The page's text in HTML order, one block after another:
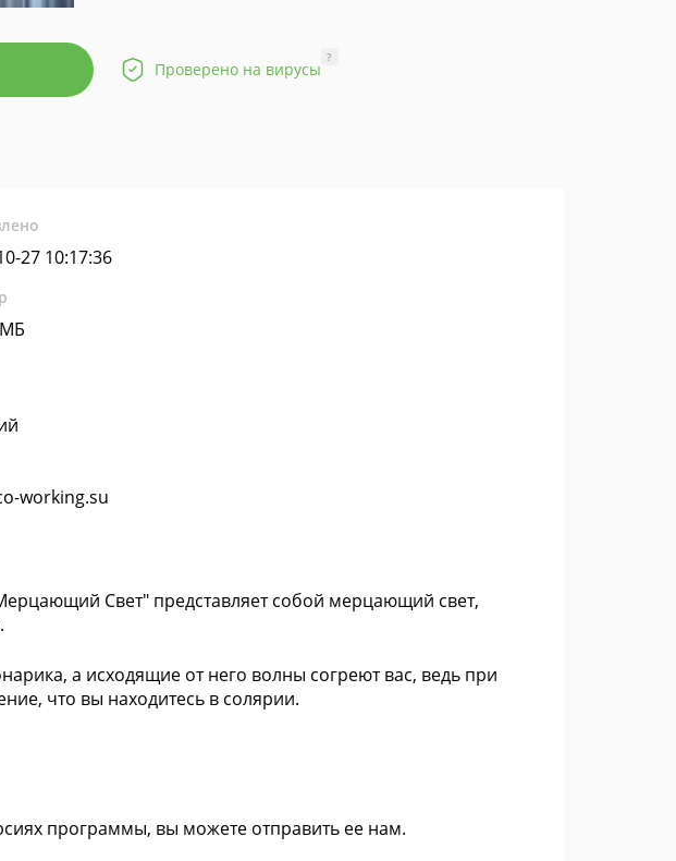
Проверено на вирусы
?
27 10:17:36
working.su
Свет" представляет собой мерцающий свет,
а исходящие от него волны согреют вас, ведь при
что вы находитесь в солярии.
программы, вы можете отправить ее нам.